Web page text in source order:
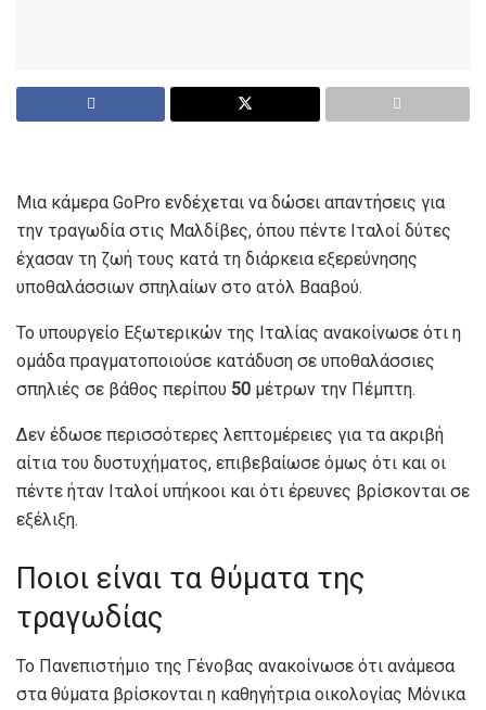
Μια κάμερα GoPro ενδέχεται να δώσει απαντήσεις για
την τραγωδία στις Μαλδίβες, όπου πέντε Ιταλοί δύτες
έχασαν τη ζωή τους κατά τη διάρκεια εξερεύνησης
υποθαλάσσιων σπηλαίων στο ατόλ Βααβού.
Το υπουργείο Εξωτερικών της Ιταλίας ανακοίνωσε ότι η
ομάδα πραγματοποιούσε κατάδυση σε υποθαλάσσιες
σπηλιές σε βάθος περίπου 50 μέτρων την Πέμπτη.
Δεν έδωσε περισσότερες λεπτομέρειες για τα ακριβή
αίτια του δυστυχήματος, επιβεβαίωσε όμως ότι και οι
πέντε ήταν Ιταλοί υπήκοοι και ότι έρευνες βρίσκονται σε
εξέλιξη.
Ποιοι είναι τα θύματα της
τραγωδίας
Το Πανεπιστήμιο της Γένοβας ανακοίνωσε ότι ανάμεσα
στα θύματα βρίσκονται η καθηγήτρια οικολογίας Μόνικα